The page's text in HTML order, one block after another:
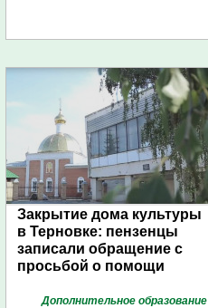
Закрытие дома культуры
в Терновке: пензенцы
записали обращение с
просьбой о помощи
Дополнительное образование